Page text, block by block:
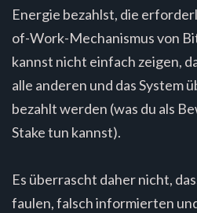
Energie bezahlst, die
of-Work-Mechanismus von
kannst nicht einfach zeigen,
alle anderen und das System
bezahlt werden (was du als
Stake tun kannst).
Es überrascht daher nicht,
faulen, falsch informierten